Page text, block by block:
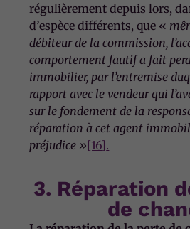
régulièrement depuis lors,
d’espèce différents, que «
débiteur de la commission,
comportement fautif a fait
immobilier, par l’entremise
rapport avec le vendeur qui
sur le fondement de la
réparation à cet agent
préjudice »[16] .
3. Réparation
de